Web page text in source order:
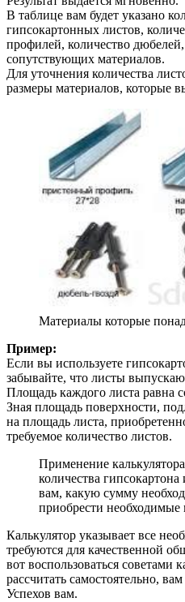
В таблице вам будет указано
гипсокартонных листов,
профилей, количество
сопутствующих материалов.
Для уточнения количества
размеры материалов, которые
Материалы которые
Пример:
Если вы используете
забывайте, что листы
Площадь каждого листа равна
Зная площадь поверхности,
на площадь листа,
требуемое количество листов.
Применение
количества
вам, какую сумму
приобрести необходимые
Калькулятор указывает все
требуются для качественной
вот воспользоваться советами
рассчитать самостоятельно,
Успехов вам.